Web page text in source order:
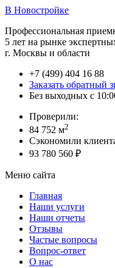
В Новостройке
Профессиональная
5 лет на рынке
г. Москвы и области
+7 (499) 404 16 88
Заказать обратный
Без выходных с
Проверили:
84 752 м2
Сэкономили
93 780 560 ₽
Меню сайта
Главная
Наши услуги
Наши отчеты
Отзывы
Частые вопросы
Вопрос-ответ
О нас